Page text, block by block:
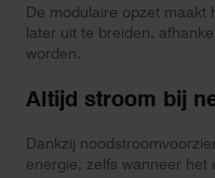
De modulaire opzet maakt
later uit te breiden,
worden.
Altijd stroom bij
Dankzij
energie, zelfs wanneer het